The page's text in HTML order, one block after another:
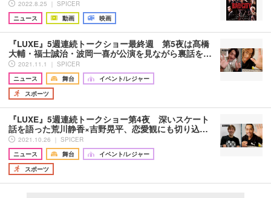
2022.8.25 ｜ SPICER
ニュース
動画 映画
『LUXE』5週連続トークショー最終週 第5夜は髙橋
大輔・福士誠治・波岡一喜が公演を見ながら裏話を…
2021.11.1 ｜ SPICER
ニュース
舞台
イベント/レジャー
スポーツ
『LUXE』5週連続トークショー第4夜 深いスケート
話を語った荒川静香×吉野晃平、恋愛観にも切り込…
2021.10.26 ｜ SPICER
ニュース
舞台
イベント/レジャー
スポーツ